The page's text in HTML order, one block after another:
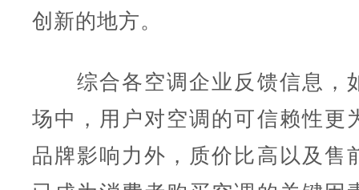
创新的地方。
综合各空调企业反馈信息，
场中，用户对空调的可信赖性更
品牌影响力外，质价比高以及售